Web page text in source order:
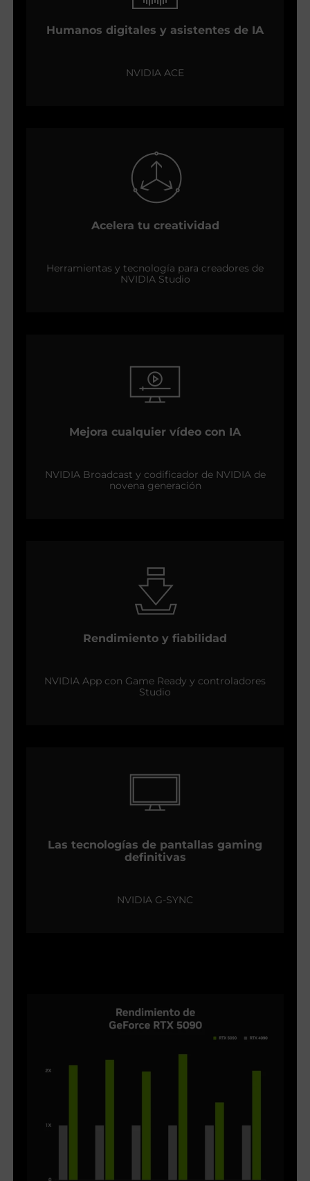
Humanos digitales y asistentes de IA
NVIDIA ACE
Acelera tu creatividad
Herramientas y tecnología para creadores de
NVIDIA Studio
Mejora cualquier vídeo con IA
NVIDIA Broadcast y codificador de NVIDIA de
novena generación
Rendimiento y fiabilidad
NVIDIA App con Game Ready y controladores
Studio
Las tecnologías de pantallas gaming
definitivas
NVIDIA G-SYNC